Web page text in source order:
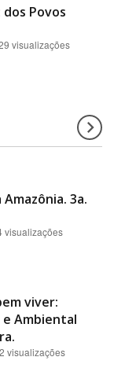
dos Povos
visualizações
3a.
visualizações
viver:
Ambiental
visualizações